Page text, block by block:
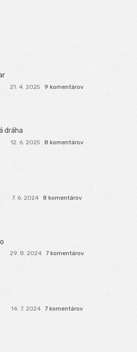
21. 4. 2025 9 komentárov
dráha
12. 6. 2025 8 komentárov
7. 6. 2024 8 komentárov
29. 8. 2024 7 komentárov
14. 7. 2024 7 komentárov